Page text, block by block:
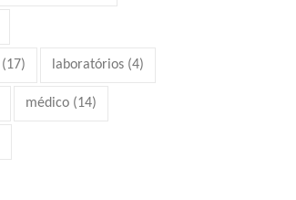
(17) laboratórios (4)
médico (14)